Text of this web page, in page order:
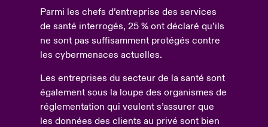
Parmi les chefs d’entreprise des services
de santé interrogés, 25 % ont déclaré qu’ils
ne sont pas suffisamment protégés contre
les cybermenaces actuelles.
Les entreprises du secteur de la santé sont
également sous la loupe des organismes de
réglementation qui veulent s’assurer que
les données des clients au privé sont bien